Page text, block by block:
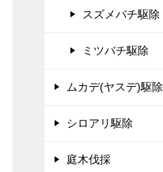
スズメバチ駆除
ミツバチ駆除
ムカデ(ヤスデ)駆除
シロアリ駆除
庭木伐採